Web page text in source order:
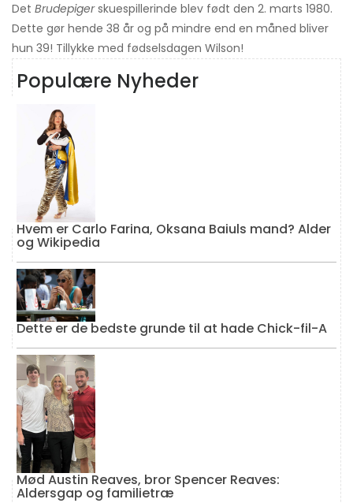
Det Brudepigerskuespillerinde blev født den 2. marts 1980.
Dette gør hende 38 år og på mindre end en måned bliver
hun 39! Tillykke med fødselsdagen Wilson!
Populære Nyheder
Hvem er Carlo Farina, Oksana Baiuls mand? Alder
og Wikipedia
Dette er de bedste grunde til at hade Chick-fil-A
Mød Austin Reaves, bror Spencer Reaves:
Aldersgap og familietræ